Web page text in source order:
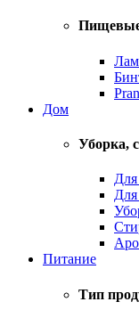
Дом
Уборка,
Для
Питание
Тип